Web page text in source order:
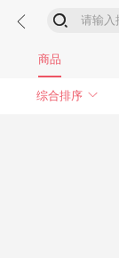
 
商品
综合排序 